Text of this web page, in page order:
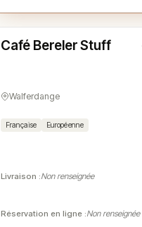
N° 5
Fermé(09:00 – 00:00)
Café Bereler Stuff
Walferdange
Française Européenne
Livraison :Non renseignée
Réservation en ligne :Non renseignée